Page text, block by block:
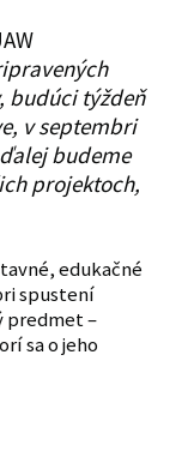
budúci týždeň
v septembri
budeme
projektoch,
edukačné
spustení
predmet –
sa o jeho